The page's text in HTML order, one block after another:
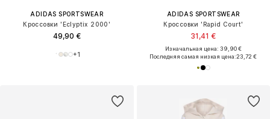
ADIDAS SPORTSWEAR
Кроссовки 'Eclyptix 2000'
49,90 €
+1
ADIDAS SPORTSWEAR
Кроссовки 'Rapid Court'
31,41 €
Изначальная цена: 39,90 €
Последняя самая низкая цена:23,72 €